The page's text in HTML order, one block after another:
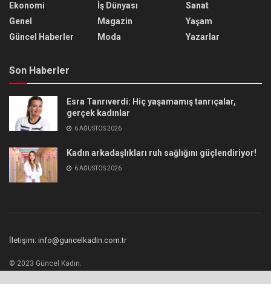
Ekonomi
Genel
Güncel Haberler
İş Dünyası
Magazin
Moda
Sanat
Yaşam
Yazarlar
Son Haberler
Esra Tanrıverdi: Hiç yaşamamış tanrıçalar,
gerçek kadınlar
6 AĞUSTOS 2026
Kadın arkadaşlıkları ruh sağlığını güçlendiriyor!
6 AĞUSTOS 2026
İletişim: info@guncelkadin.com.tr
© 2023 Güncel Kadın.